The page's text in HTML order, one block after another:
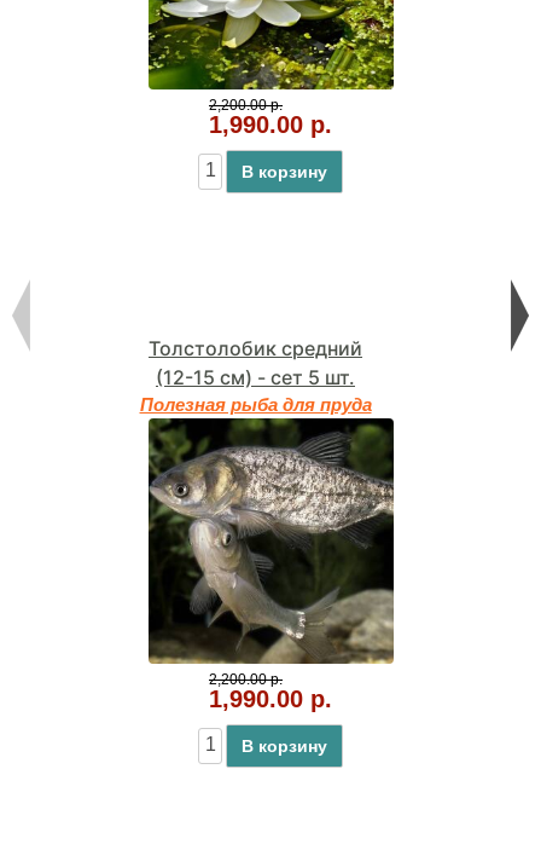
2,200.00 р.
1,990.00 р.
В корзину
Толстолобик средний
(12-15 см) - сет 5 шт.
Полезная рыба для пруда
2,200.00 р.
1,990.00 р.
В корзину